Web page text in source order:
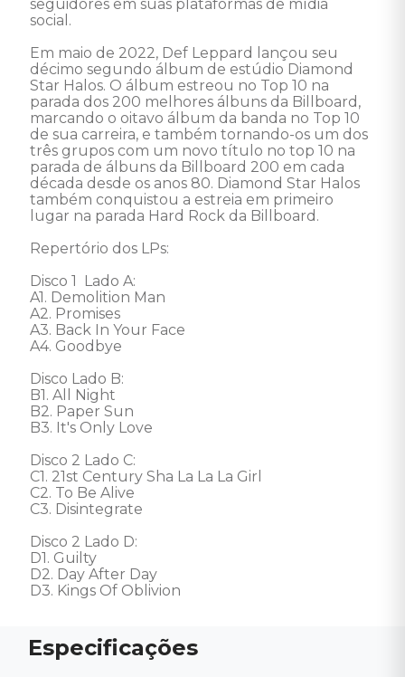
seguidores em suas plataformas de mídia
social.
Em maio de 2022, Def Leppard lançou seu
décimo segundo álbum de estúdio Diamond
Star Halos. O álbum estreou no Top 10 na
parada dos 200 melhores álbuns da Billboard,
marcando o oitavo álbum da banda no Top 10
de sua carreira, e também tornando-os um dos
três grupos com um novo título no top 10 na
parada de álbuns da Billboard 200 em cada
década desde os anos 80. Diamond Star Halos
também conquistou a estreia em primeiro
lugar na parada Hard Rock da Billboard.
Repertório dos LPs:
Disco 1  Lado A:
A1. Demolition Man
A2. Promises
A3. Back In Your Face
A4. Goodbye
Disco Lado B:
B1. All Night
B2. Paper Sun
B3. It's Only Love
Disco 2 Lado C:
C1. 21st Century Sha La La La Girl
C2. To Be Alive
C3. Disintegrate
Disco 2 Lado D:
D1. Guilty
D2. Day After Day
D3. Kings Of Oblivion